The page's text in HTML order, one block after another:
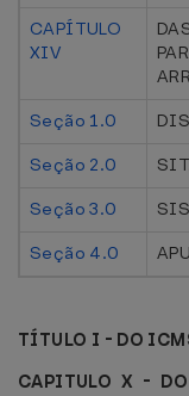
CAPÍTULO
XIV
Seção 1.0
Seção 2.0
Seção 3.0
Seção 4.0
TÍTULO I - DO
CAPITULO X -